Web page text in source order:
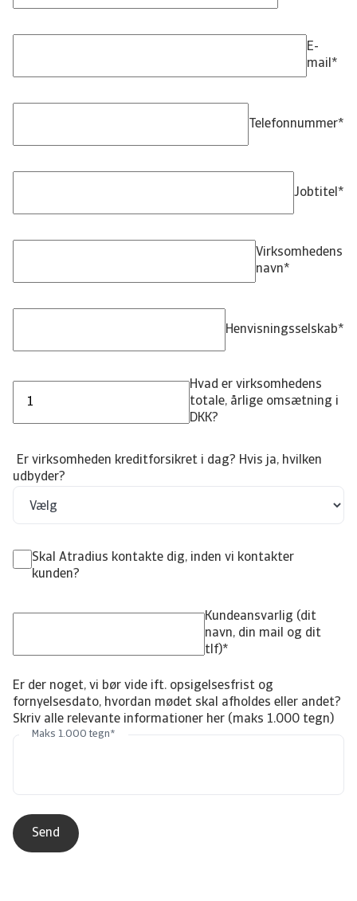
E-
mail *
Telefonnummer*
Jobtitel *
Virksomhedens
navn*
Henvisningsselskab*
Hvad er virksomhedens
totale, årlige omsætning i
DKK?
Er virksomheden kreditforsikret i dag? Hvis ja, hvilken
udbyder?
Skal Atradius kontakte dig, inden vi kontakter
kunden?
Kundeansvarlig (dit
navn, din mail og dit
tlf)*
Er der noget, vi bør vide ift. opsigelsesfrist og
fornyelsesdato, hvordan mødet skal afholdes eller andet?
Skriv alle relevante informationer her (maks 1.000 tegn)
Maks 1.000 tegn*